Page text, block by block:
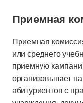
Приемная
Приемная
или среднего
приемную
организовывает
абитуриентов с